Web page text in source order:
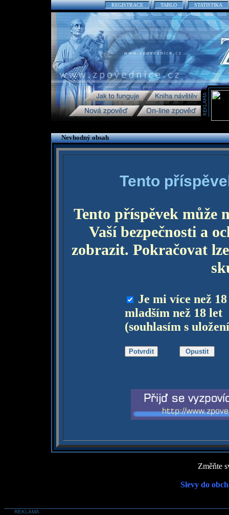
REGISTRACE TABLO STATISTIKA
Nevhodný obsah
Tento
Tento příspěvek může
Vaší bezpečnosti a
zobrazit. Pokračovat
Je mi více než
mladším než 18 let
(souhlasím s
Změňte
Slevy do
REKLAMA